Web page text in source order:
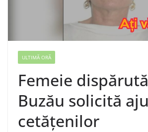
ULTIMĂ ORĂ
Femeie
Buzău solicită
cetățenilor